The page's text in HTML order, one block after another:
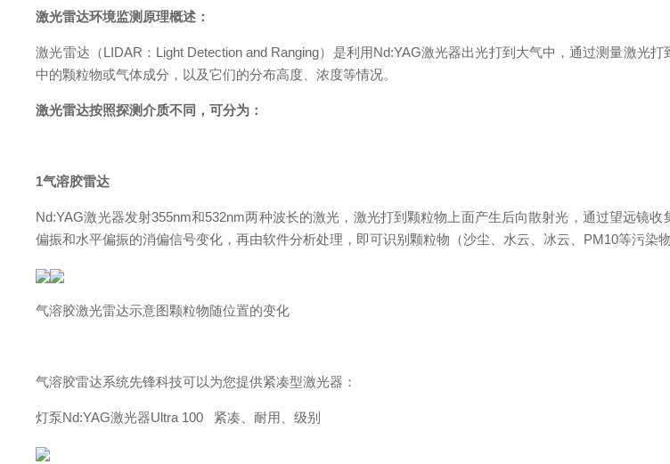
激光雷达环境监测原理概述：
激光雷达（LIDAR：Light Detection and Ranging）是利用Nd:YAG激光器出光打到大气中，通过测量激光
中的颗粒物或气体成分，以及它们的分布高度、浓度等情况。
激光雷达按照探测介质不同，可分为：
1气溶胶雷达
Nd:YAG激光器发射355nm和532nm两种波长的激光，激光打到颗粒物上面产生后向散射光，通过望远镜
偏振和水平偏振的消偏信号变化，再由软件分析处理，即可识别颗粒物（沙尘、水云、冰云、PM10等污染
气溶胶激光雷达示意图颗粒物随位置的变化
气溶胶雷达系统先锋科技可以为您提供紧凑型激光器：
灯泵Nd:YAG激光器Ultra 100 紧凑、耐用、级别